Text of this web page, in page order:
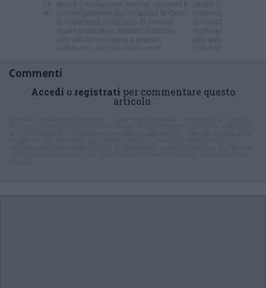
Commenti
Accedi o registrati per commentare questo
articolo.